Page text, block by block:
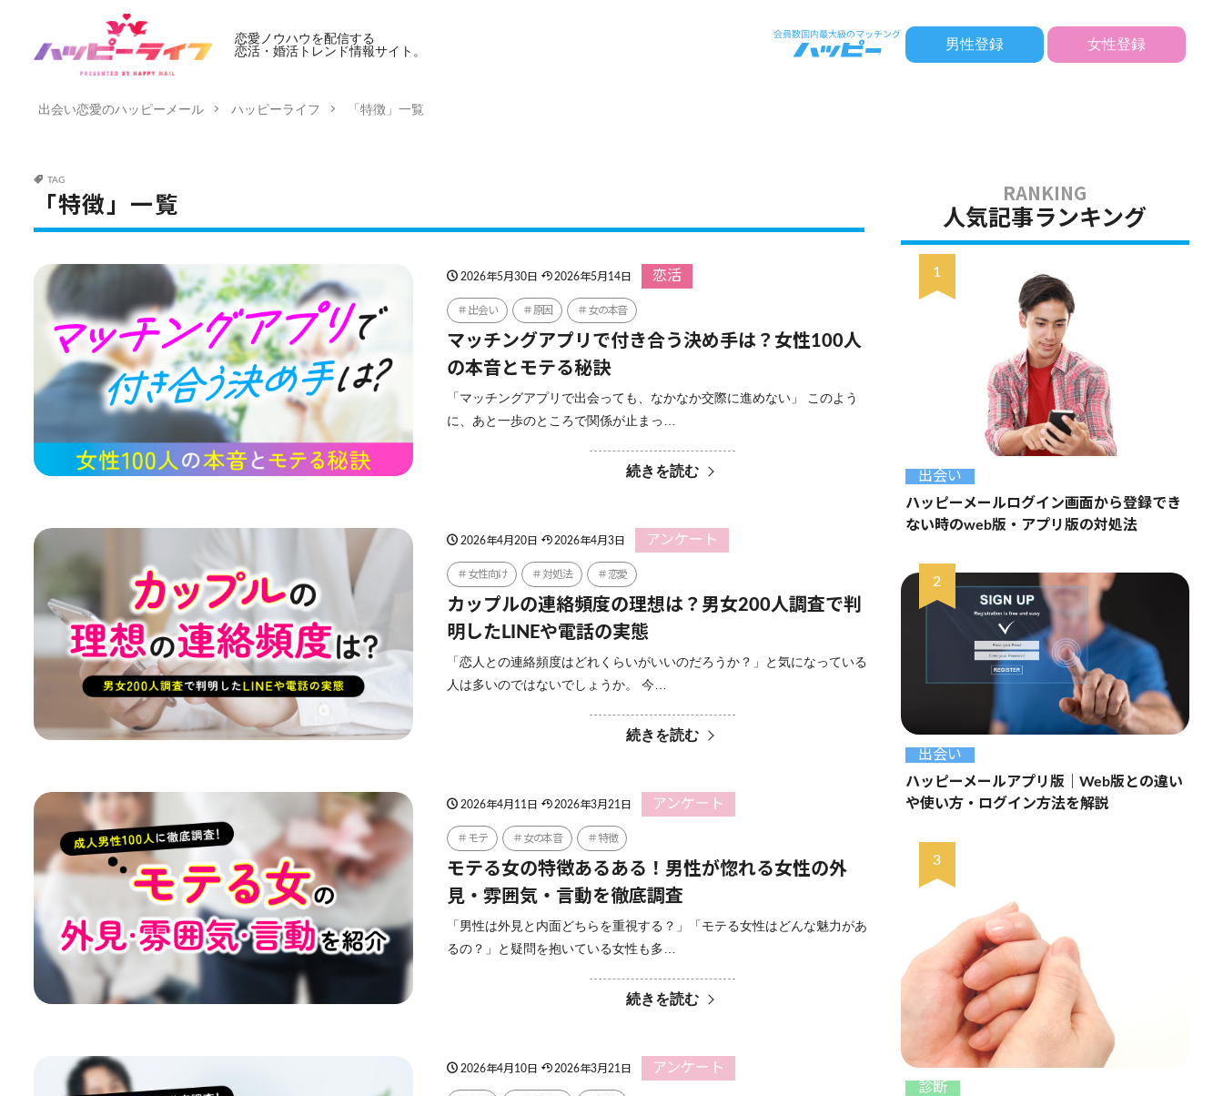
恋愛ノウハウを配信する
恋活・婚活トレンド情報サイト。
男性登録 女性登録
出会い恋愛のハッピーメール ハッピーライフ 「特徴」一覧
TAG
「特徴」一覧
2026年5月30日 2026年5月14日 恋活
出会い 原因 女の本音
マッチングアプリで付き合う決め手は？女性100人
の本音とモテる秘訣
「マッチングアプリで出会っても、なかなか交際に進めない」 このよう
に、あと一歩のところで関係が止まっ…
続きを読む
2026年4月20日 2026年4月3日 アンケート
女性向け 対処法 恋愛
カップルの連絡頻度の理想は？男女200人調査で判
明したLINEや電話の実態
「恋人との連絡頻度はどれくらいがいいのだろうか？」と気になっている
人は多いのではないでしょうか。 今…
続きを読む
2026年4月11日 2026年3月21日 アンケート
モテ 女の本音 特徴
モテる女の特徴あるある！男性が惚れる女性の外
見・雰囲気・言動を徹底調査
「男性は外見と内面どちらを重視する？」「モテる女性はどんな魅力があ
るの？」と疑問を抱いている女性も多…
続きを読む
2026年4月10日 2026年3月21日 アンケート
人気記事ランキング
出会い
ハッピーメールログイン画面から登録でき
ない時のweb版・アプリ版の対処法
出会い
ハッピーメールアプリ版｜Web版との違い
や使い方・ログイン方法を解説
診断